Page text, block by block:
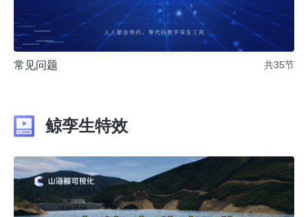
常见问题 共35节
鲸孪生特效